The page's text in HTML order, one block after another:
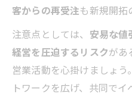
客からの再受注も新規開拓
注意点としては、 安易な値
経営を圧迫するリスクがあ
営業活動を心掛けましょ
トワークを広げ、共同で